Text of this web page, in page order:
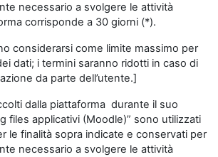
necessario a svolgere le attività
corrisponde a 30 giorni (*).
considerarsi come limite massimo per
dati; i termini saranno ridotti in caso di
da parte dell’utente.]
dalla piattaforma durante il suo
files applicativi (Moodle)” sono utilizzati
le finalità sopra indicate e conservati per
necessario a svolgere le attività